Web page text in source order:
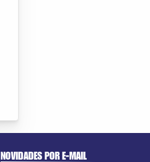
NOVIDADES POR E-MAIL